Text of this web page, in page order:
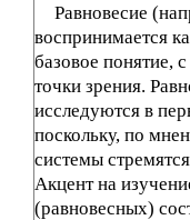
Равновесие
воспринимается
базовое понятие,
точки зрения.
исследуются в
поскольку, по
системы
Акцент на
(равновесных)